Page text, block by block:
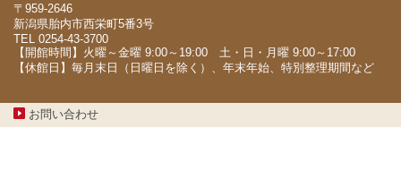
〒959-2646
新潟県胎内市西栄町5番3号
TEL 0254-43-3700
【開館時間】火曜～金曜 9:00～19:00 土・日・月曜 9:00～17:00
【休館日】毎月末日（日曜日を除く）、年末年始、特別整理期間など
お問い合わせ